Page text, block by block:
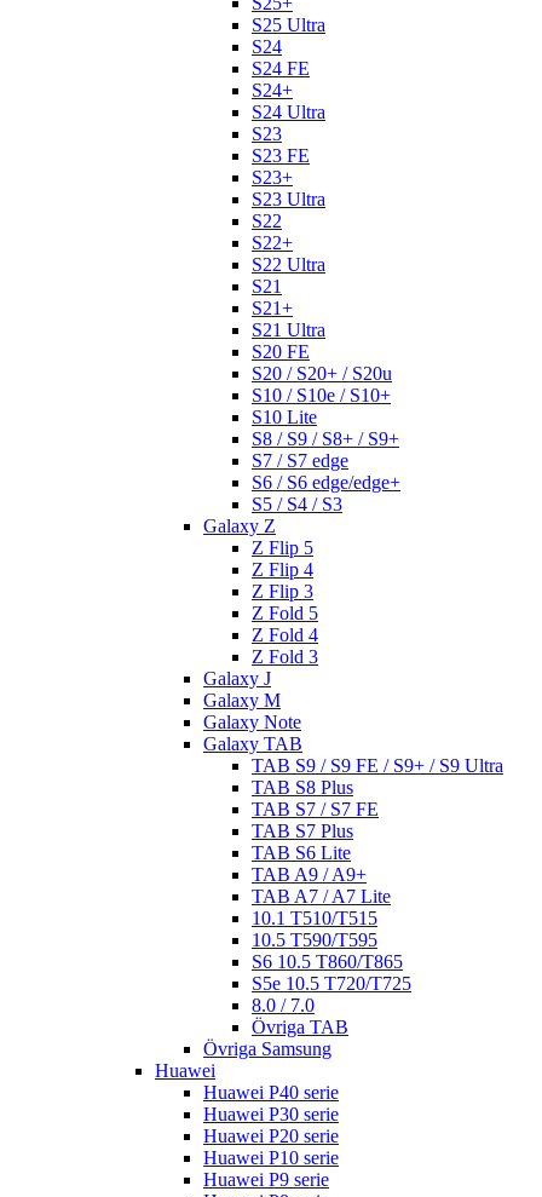
S25 Ultra
S24
S24 FE
S24+
S24 Ultra
S23
S23 FE
S23+
S23 Ultra
S22
S22+
S22 Ultra
S21
S21+
S21 Ultra
S20 FE
S20 / S20+ / S20u
S10 / S10e / S10+
S10 Lite
S8 / S9 / S8+ / S9+
S7 / S7 edge
S6 / S6 edge/edge+
S5 / S4 / S3
Galaxy Z
Z Flip 5
Z Flip 4
Z Flip 3
Z Fold 5
Z Fold 4
Z Fold 3
Galaxy J
Galaxy M
Galaxy Note
Galaxy TAB
TAB S9 / S9 FE / S9+ / S9 Ultra
TAB S8 Plus
TAB S7 / S7 FE
TAB S7 Plus
TAB S6 Lite
TAB A9 / A9+
TAB A7 / A7 Lite
10.1 T510/T515
10.5 T590/T595
S6 10.5 T860/T865
S5e 10.5 T720/T725
8.0 / 7.0
Övriga TAB
Övriga Samsung
Huawei
Huawei P40 serie
Huawei P30 serie
Huawei P20 serie
Huawei P10 serie
Huawei P9 serie